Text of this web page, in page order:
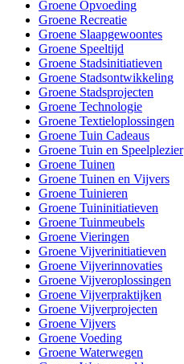
Groene Opvoeding
Groene Recreatie
Groene Slaapgewoontes
Groene Speeltijd
Groene Stadsinitiatieven
Groene Stadsontwikkeling
Groene Stadsprojecten
Groene Technologie
Groene Textieloplossingen
Groene Tuin Cadeaus
Groene Tuin en Speelplezier
Groene Tuinen
Groene Tuinen en Vijvers
Groene Tuinieren
Groene Tuininitiatieven
Groene Tuinmeubels
Groene Vieringen
Groene Vijverinitiatieven
Groene Vijverinnovaties
Groene Vijveroplossingen
Groene Vijverpraktijken
Groene Vijverprojecten
Groene Vijvers
Groene Voeding
Groene Waterwegen